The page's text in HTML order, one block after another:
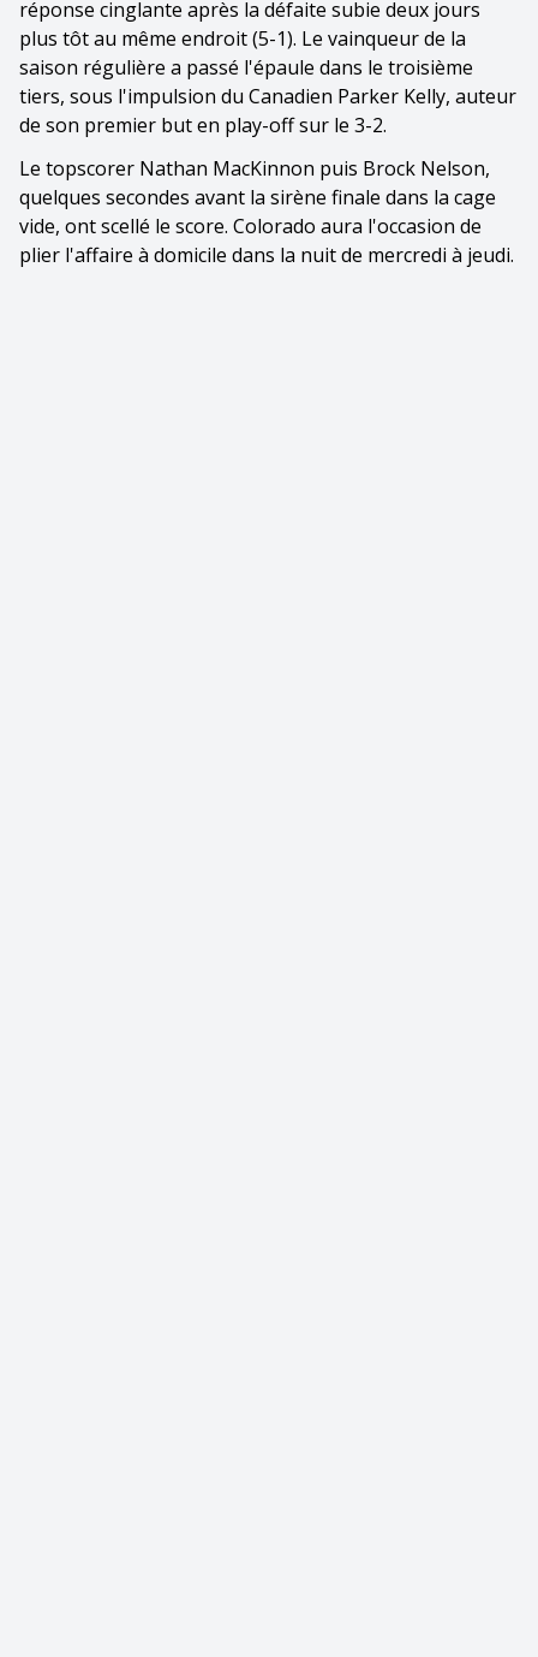
réponse cinglante après la défaite subie deux jours
plus tôt au même endroit (5-1). Le vainqueur de la
saison régulière a passé l'épaule dans le troisième
tiers, sous l'impulsion du Canadien Parker Kelly, auteur
de son premier but en play-off sur le 3-2.
Le topscorer Nathan MacKinnon puis Brock Nelson,
quelques secondes avant la sirène finale dans la cage
vide, ont scellé le score. Colorado aura l'occasion de
plier l'affaire à domicile dans la nuit de mercredi à jeudi.